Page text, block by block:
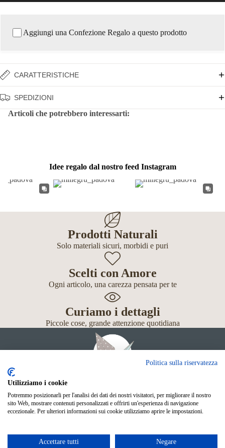
Aggiungi una Confezione Regalo a questo prodotto
CARATTERISTICHE
SPEDIZIONI
Articoli che potrebbero interessarti:
Idee regalo dal nostro feed Instagram
Prodotti Naturali
Solo materiali sicuri, morbidi e puri
Scelti con Amore
Ogni articolo, una carezza pensata per te
Curiamo i dettagli
Piccole cose, grande attenzione quotidiana
Giochi
Neonato
Shop Online
© Mille Gru di Sofia Calore. P.IVA 05033240283
Politica sulla riservatezza
Utilizziamo i cookie
Potremmo posizionarli per l'analisi dei dati dei nostri visitatori, per migliorare il nostro
sito Web, mostrare contenuti personalizzati e offrirti un'esperienza di navigazione
eccezionale. Per ulteriori informazioni sui cookie utilizziamo aprire le impostazioni.
Accettare tutti Negare